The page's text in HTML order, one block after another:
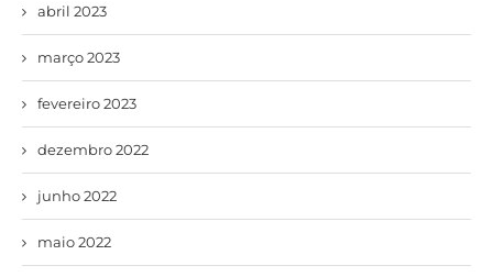
abril 2023
março 2023
fevereiro 2023
dezembro 2022
junho 2022
maio 2022